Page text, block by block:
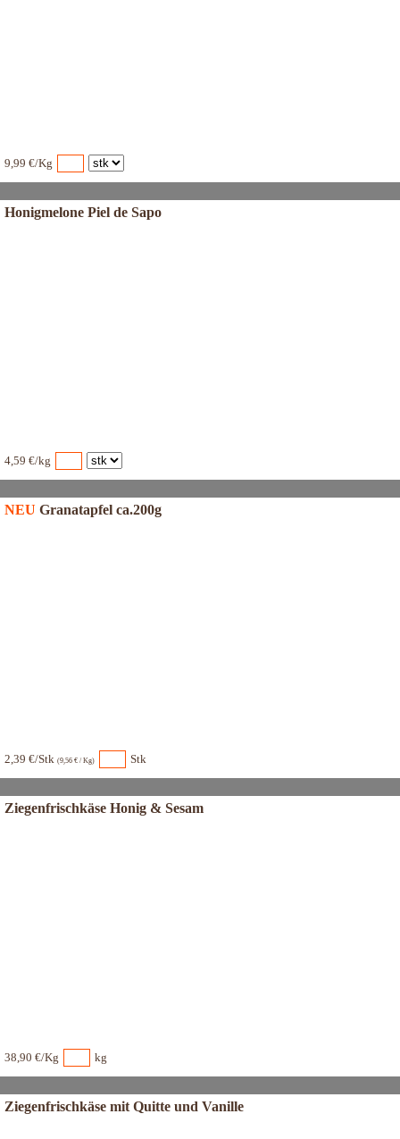
9,99 €/Kg
Honigmelone Piel de Sapo
4,59 €/kg
NEU Granatapfel ca.200g
2,39 €/Stk (9,56 € / Kg) Stk
Ziegenfrischkäse Honig & Sesam
38,90 €/Kg kg
Ziegenfrischkäse mit Quitte und Vanille